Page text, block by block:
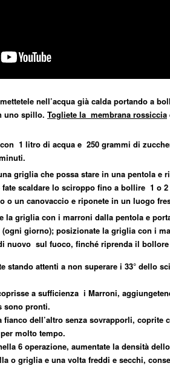
nell’acqua già calda portando a
uno spillo. Togliete la membrana rossiccia
1 litro di acqua e 250 grammi di
griglia che possa stare in una pentola e
scaldare lo sciroppo fino a bollire 1 o
o un canovaccio e riponete in un luogo
la griglia con i marroni dalla pentola e
(ogni giorno); posizionate la griglia con i
nuovo sul fuoco, finché riprenda il
stando attenti a non superare i 33° dello
a sufficienza i Marroni,
sono pronti.
dell’altro senza sovrapporli, coprite
molto tempo.
6 operazione, aumentate la densità
o griglia e una volta freddi e secchi,